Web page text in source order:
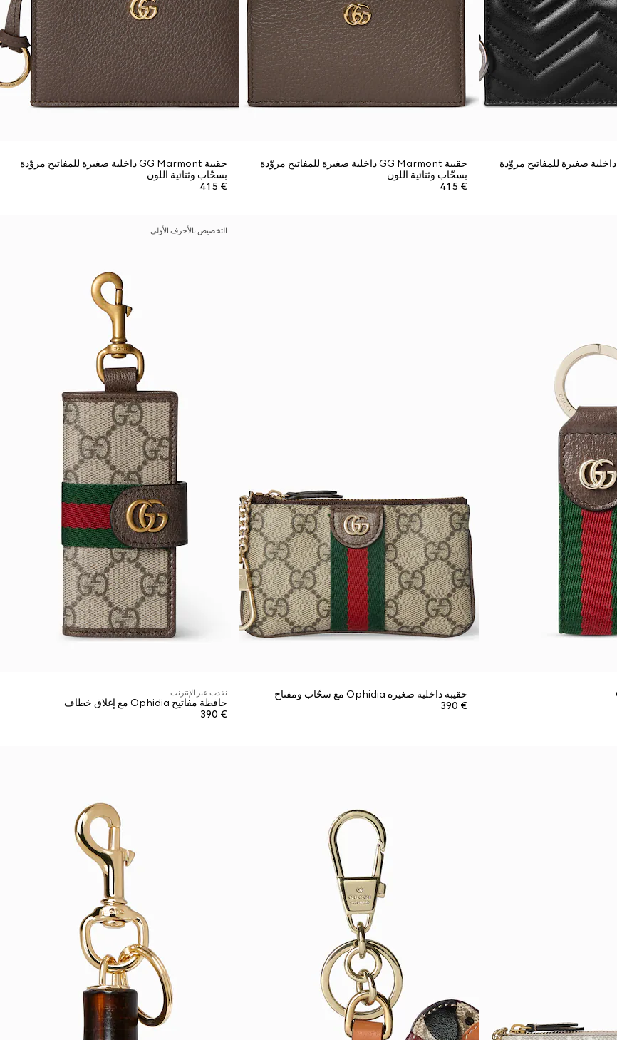
حقيبة GG Marmont داخلية صغيرة للمفاتيح مزوّدة
حقيبة GG Marmont داخلية صغيرة للمفاتيح مزوّدة
بسحّاب وثنائية اللون
€ 415
حقيبة GG Marmont داخلية صغيرة للمفاتيح مزوّدة
بسحّاب وثنائية اللون
€ 415
حقيبة داخلية صغيرة Ophidia مع سحّاب ومفتاح
€ 390
التخصيص بالأحرف الأولى
نفدت عبر الإنترنت
حافظة مفاتيح Ophidia مع إغلاق خطاف
€ 390